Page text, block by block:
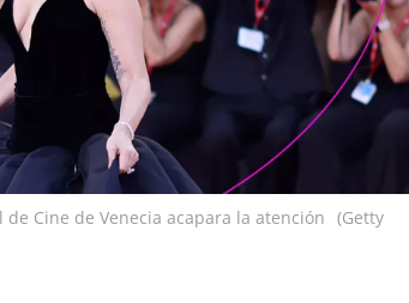
de Cine de Venecia acapara la atención (Getty